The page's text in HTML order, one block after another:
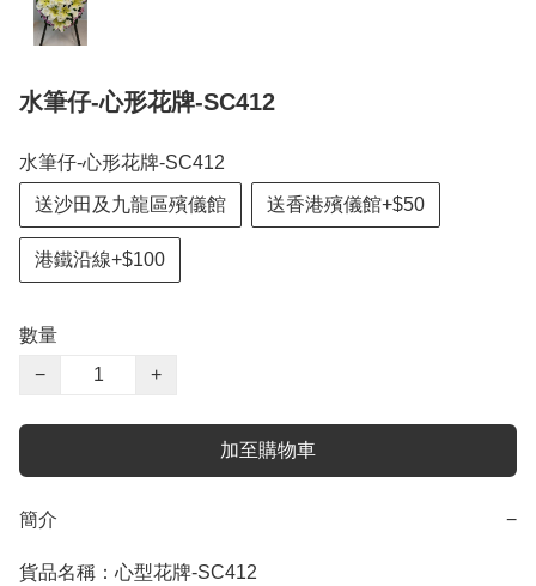
水筆仔-心形花牌-SC412
水筆仔-心形花牌-SC412
送沙田及九龍區殯儀館 送香港殯儀館+$50
港鐵沿線+$100
數量
−
+
加至購物車
簡介 −
貨品名稱：心型花牌-SC412